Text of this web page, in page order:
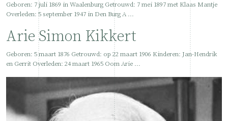
Geboren: 7 juli 1869 in Waalenburg Getrouwd: 7 mei 1897 met Klaas Mantje
Overleden: 5 september 1947 in Den Burg A ...
Arie Simon Kikkert
Geboren: 5 maart 1876 Getrouwd: op 22 maart 1906 Kinderen: Jan-Hendrik
en Gerrit Overleden: 24 maart 1965 Oom Arie ...